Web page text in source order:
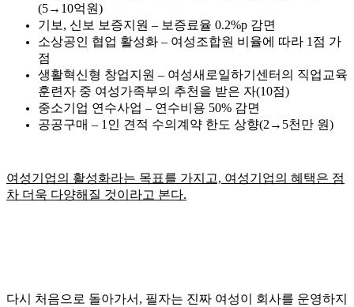
(5→10억원)
기보, 신보 보증지원 – 보증료율 0.2%p 감면
소상공인 협업 활성화 – 여성조합원 비율에 따라 1점 가
점
생활혁신형 창업지원 – 여성새로일하기센터의 직업교육
훈련자 중 여성가족부의 추천을 받은 자(10점)
중소기업 연수사업 – 연수비용 50% 감면
공공구매 – 1인 견적 수의계약 한도 상향(2→5천만 원)
여성기업의 활성화라는 목표를 가지고, 여성기업의 혜택은 점
차 더욱 다양해질 것이라고 본다.
다시 처음으로 돌아가서, 필자는 진짜 여성이 회사를 운영하지